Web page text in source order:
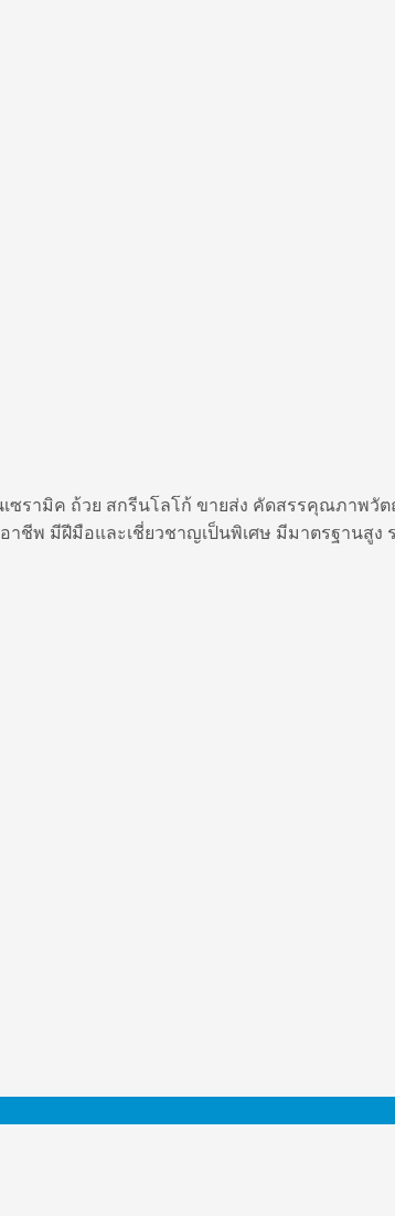
ซรามิค ถ้วย สกรีนโลโก้ ขายส่ง คัดสรรคุณภาพ
พ มีฝีมือและเชี่ยวชาญเป็นพิเศษ มีมาตรฐานสูง